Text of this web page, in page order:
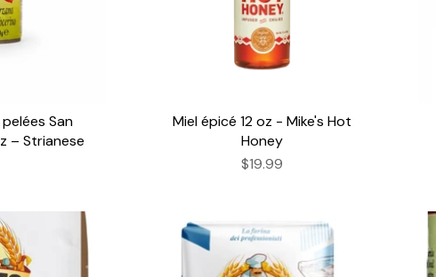
San
– Strianese
Miel épicé 12 oz - Mike's Hot
Honey
$19.99